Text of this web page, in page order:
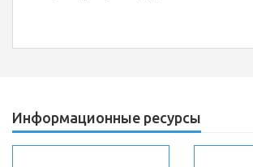
Информационные ресурсы